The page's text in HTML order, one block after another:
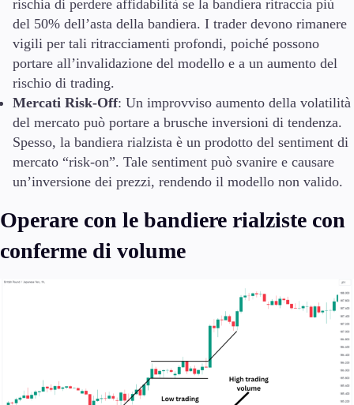
rischia di perdere affidabilità se la bandiera ritraccia più
del 50% dell’asta della bandiera. I trader devono rimanere
vigili per tali ritracciamenti profondi, poiché possono
portare all’invalidazione del modello e a un aumento del
rischio di trading.
Mercati Risk-Off: Un improvviso aumento della volatilità
del mercato può portare a brusche inversioni di tendenza.
Spesso, la bandiera rialzista è un prodotto del sentiment di
mercato “risk-on”. Tale sentiment può svanire e causare
un’inversione dei prezzi, rendendo il modello non valido.
Operare con le bandiere rialziste con
conferme di volume